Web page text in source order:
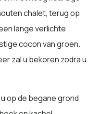
chalet, terug op
lange verlichte
cocon van groen.
zal u bekoren zodra u
op de begane grond